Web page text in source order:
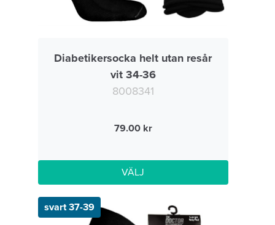
Diabetikersocka helt utan resår
vit 34-36
8008341
79.00
VÄLJ
svart 37-39